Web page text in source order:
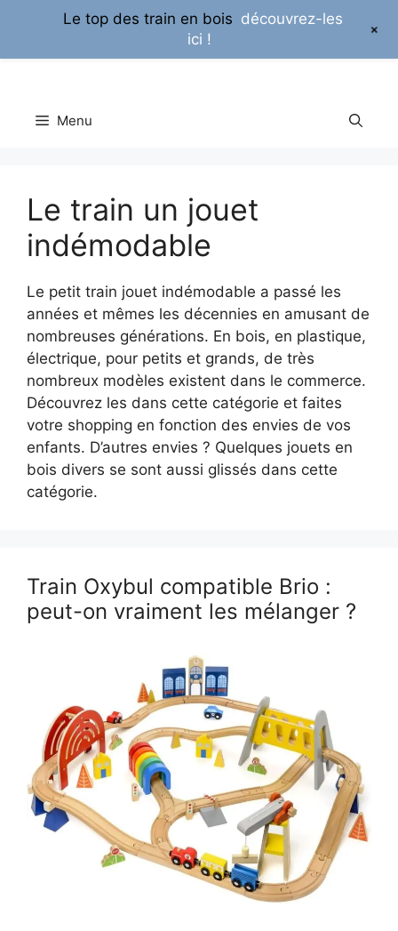
contenu Menu
Le train un jouet
indémodable
Le petit train jouet indémodable a passé les
années et mêmes les décennies en amusant de
nombreuses générations. En bois, en plastique,
électrique, pour petits et grands, de très
nombreux modèles existent dans le commerce.
Découvrez les dans cette catégorie et faites
votre shopping en fonction des envies de vos
enfants. D’autres envies ? Quelques jouets en
bois divers se sont aussi glissés dans cette
catégorie.
Train Oxybul compatible Brio :
peut-on vraiment les mélanger ?
Le top des train en bois découvrez-les
ici !
+